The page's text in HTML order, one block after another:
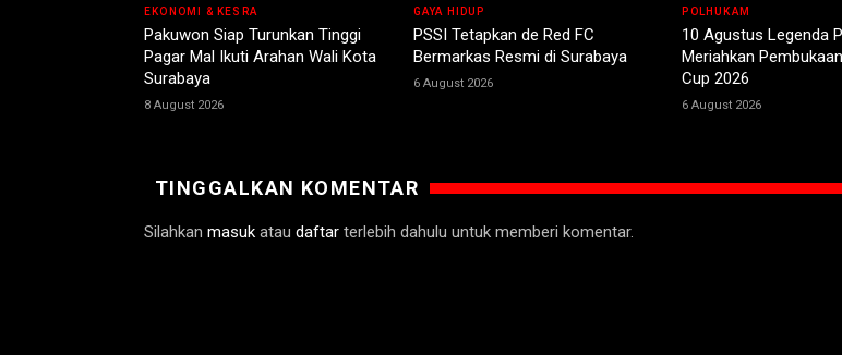
EKONOMI & KESRA
Pakuwon Siap Turunkan Tinggi
Pagar Mal Ikuti Arahan Wali Kota
Surabaya
8 August 2026
GAYA HIDUP
PSSI Tetapkan de Red FC
Bermarkas Resmi di Surabaya
6 August 2026
POLHUKAM
10 Agustus Legenda
Meriahkan
Cup 2026
6 August 2026
TINGGALKAN KOMENTAR
Silahkan masuk atau daftar terlebih dahulu untuk memberi komentar.